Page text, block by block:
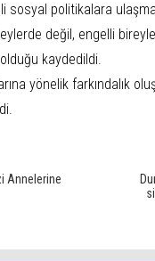
sosyal politikalara
değil, engelli
kaydedildi.
yönelik farkındalık
Annelerine